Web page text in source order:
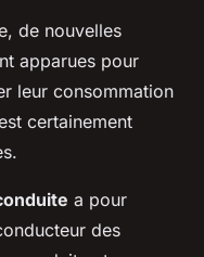
de nouvelles
apparues pour
leur consommation
certainement
a pour
des